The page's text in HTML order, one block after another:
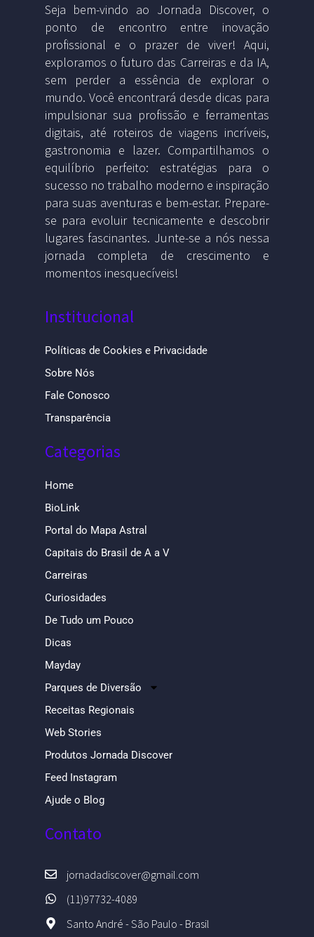
Seja bem-vindo ao Jornada Discover, o
ponto de encontro entre inovação
profissional e o prazer de viver! Aqui,
exploramos o futuro das Carreiras e da IA,
sem perder a essência de explorar o
mundo. Você encontrará desde dicas para
impulsionar sua profissão e ferramentas
digitais, até roteiros de viagens incríveis,
gastronomia e lazer. Compartilhamos o
equilíbrio perfeito: estratégias para o
sucesso no trabalho moderno e inspiração
para suas aventuras e bem-estar. Prepare-
se para evoluir tecnicamente e descobrir
lugares fascinantes. Junte-se a nós nessa
jornada completa de crescimento e
momentos inesquecíveis!
Institucional
Políticas de Cookies e Privacidade
Sobre Nós
Fale Conosco
Transparência
Categorias
Home
BioLink
Portal do Mapa Astral
Capitais do Brasil de A a V
Carreiras
Curiosidades
De Tudo um Pouco
Dicas
Mayday
Parques de Diversão
Receitas Regionais
Web Stories
Produtos Jornada Discover
Feed Instagram
Ajude o Blog
Contato
jornadadiscover@gmail.com
(11)97732-4089
Santo André - São Paulo - Brasil